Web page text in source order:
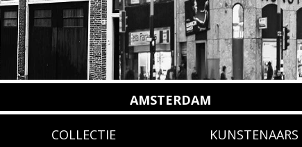
AMSTERDAM
1075 VX Amsterdam
COLLECTIE KUNSTENAARS